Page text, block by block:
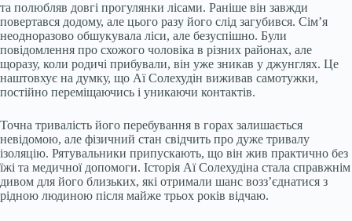
та полюбляв довгі прогулянки лісами. Раніше він завжди
повертався додому, але цього разу його слід загубився. Сім’я
неодноразово обшукувала ліси, але безуспішно. Були
повідомлення про схожого чоловіка в різних районах, але
щоразу, коли родичі прибували, він уже зникав у джунглях. Це
наштовхує на думку, що Аї Солехудін виживав самотужки,
постійно переміщаючись і уникаючи контактів.
Точна тривалість його перебування в горах залишається
невідомою, але фізичний стан свідчить про дуже тривалу
ізоляцію. Рятувальники припускають, що він жив практично без
їжі та медичної допомоги. Історія Аї Солехудіна стала справжнім
дивом для його близьких, які отримали шанс возз’єднатися з
рідною людиною після майже трьох років відчаю.